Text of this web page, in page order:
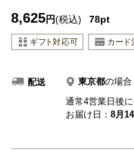
8,625円(税込) 78pt
配送 東京都の場合
通常4営業日後
お届け日： 8月